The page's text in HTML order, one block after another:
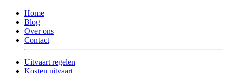
Home
Blog
Over ons
Contact
Uitvaart regelen
Kosten uitvaart